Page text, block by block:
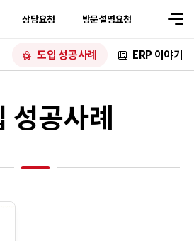
상담요청 방문설명요청
도입 성공사례 ERP 이야기
성공사례